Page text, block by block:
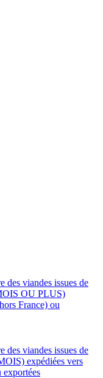
des viandes issues de
OU PLUS)
France) ou
des viandes issues de
expédiées vers
exportées